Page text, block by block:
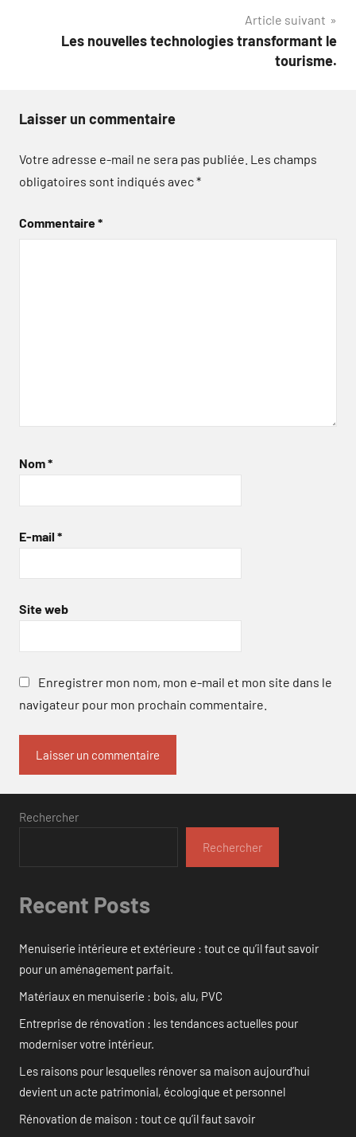
Article suivant
Les nouvelles technologies transformant le
tourisme.
Laisser un commentaire
Votre adresse e-mail ne sera pas publiée. Les champs
obligatoires sont indiqués avec*
Commentaire*
Nom*
E-mail *
Site web
Enregistrer mon nom, mon e-mail et mon site dans le
navigateur pour mon prochain commentaire.
Rechercher
Rechercher
Recent Posts
Menuiserie intérieure et extérieure : tout ce qu’il faut savoir
pour un aménagement parfait.
Matériaux en menuiserie : bois, alu, PVC
Entreprise de rénovation : les tendances actuelles pour
moderniser votre intérieur.
Les raisons pour lesquelles rénover sa maison aujourd’hui
devient un acte patrimonial, écologique et personnel
Rénovation de maison : tout ce qu’il faut savoir